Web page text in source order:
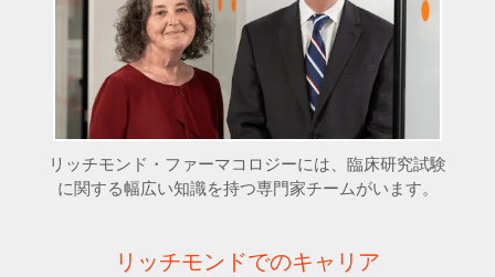
リッチモンド・ファーマコロジーには、臨床研究試験
に関する幅広い知識を持つ専門家チームがいます。
リッチモンドでのキャリア